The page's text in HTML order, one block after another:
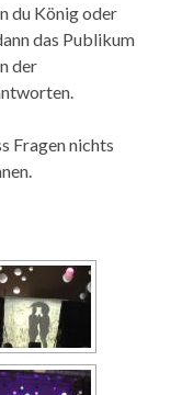
du König oder
das Publikum
der
Fragen nichts